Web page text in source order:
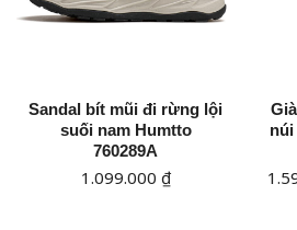
Sandal bít mũi đi rừng lội
suối nam Humtto
760289A
1.099.000 ₫
núi